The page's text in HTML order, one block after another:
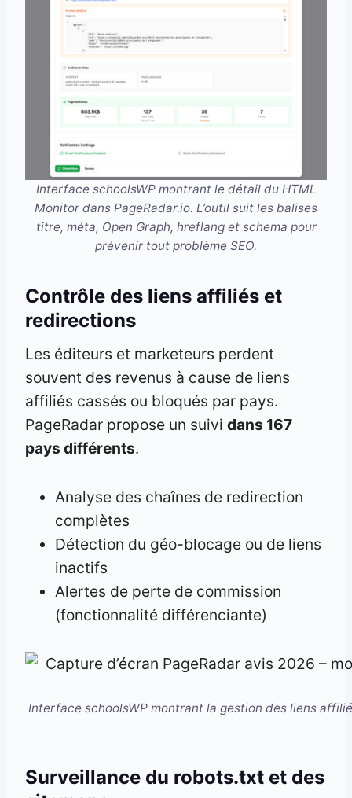
Interface schoolsWP montrant le détail du HTML
Monitor dans PageRadar.io. L’outil suit les balises
titre, méta, Open Graph, hreflang et schema pour
prévenir tout problème SEO.
Contrôle des liens affiliés et
redirections
Les éditeurs et marketeurs perdent
souvent des revenus à cause de liens
affiliés cassés ou bloqués par pays.
PageRadar propose un suivi dans 167
pays différents.
Analyse des chaînes de redirection
complètes
Détection du géo-blocage ou de liens
inactifs
Alertes de perte de commission
(fonctionnalité différenciante)
Interface schoolsWP montrant la gestion des liens
Surveillance du robots.txt et des